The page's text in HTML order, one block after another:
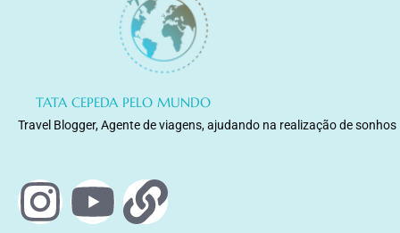
TATA CEPEDA PELO MUNDO
Travel Blogger, Agente de viagens, ajudando na realização de sonhos